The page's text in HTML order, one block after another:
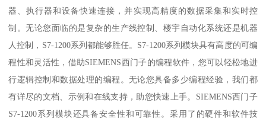
器、执行器和设备快速连接，并实现高精度的数据采集和实时控
制。无论您面临的是复杂的生产线控制、楼宇自动化系统还是机器
人控制，S7-1200系列都能够胜任。S7-1200系列模块具有高度的可编
程性和灵活性，借助SIEMENS西门子的编程软件，您可以轻松地进
行逻辑控制和数据处理的编程。无论您具备多少编程经验，我们都
有详尽的文档、示例和在线支持，助您快速上手。SIEMENS西门子
S7-1200系列模块还具备安全性和可靠性。采用了的硬件和软件技